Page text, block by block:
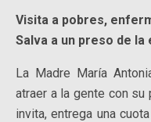
Visita a pobres,
Salva a un preso de la
La Madre María
atraer a la gente con
invita, entrega una